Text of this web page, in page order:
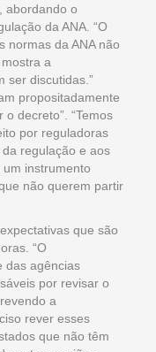
abordando o
da ANA. “O
normas da ANA não
a
ser discutidas.”
propositadamente
decreto”. “Temos
por reguladoras
regulação e aos
instrumento
não querem partir
que são
“O
das agências
por revisar o
a
rever esses
que não têm